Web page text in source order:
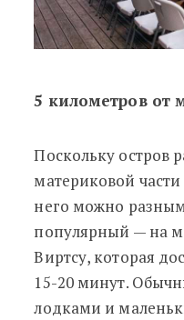
5 километров от
Поскольку остров
материковой
него можно
популярный —на
Виртсу, которая
15-20 минут.
лодками и